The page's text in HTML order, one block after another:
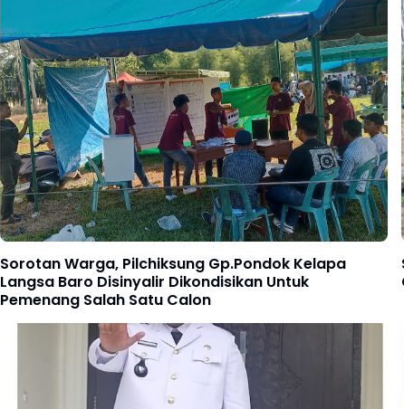
Sorotan Warga, Pilchiksung Gp.Pondok Kelapa
Langsa Baro Disinyalir Dikondisikan Untuk
Pemenang Salah Satu Calon